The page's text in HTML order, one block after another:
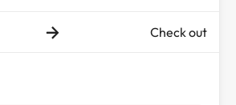
Check out